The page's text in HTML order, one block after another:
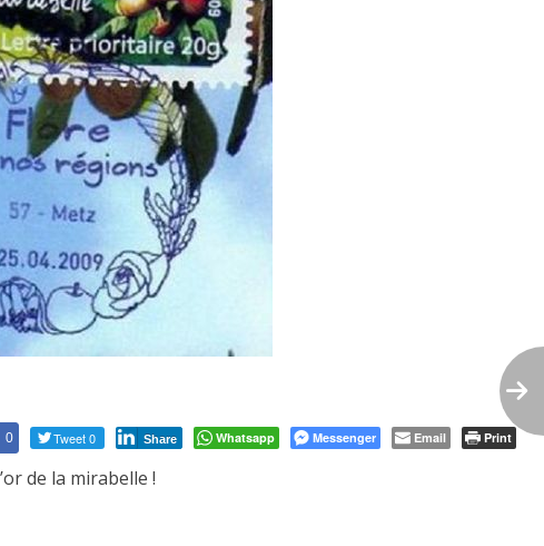
0 Tweet 0 Share Whatsapp Messenger Email Print
de la mirabelle !